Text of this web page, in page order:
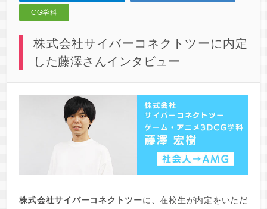
CG学科
株式会社サイバーコネクトツーに内定
した藤澤さんインタビュー
株式会社サイバーコネクトツーに、在校生が内定をいただ